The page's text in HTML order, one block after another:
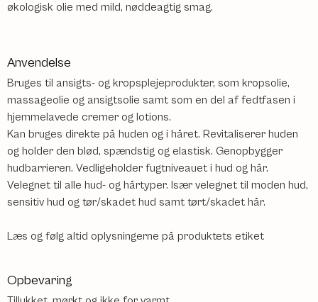
økologisk olie med mild, nøddeagtig smag.
Anvendelse
Bruges til ansigts- og kropsplejeprodukter, som kropsolie,
massageolie og ansigtsolie samt som en del af fedtfasen i
hjemmelavede cremer og lotions.
Kan bruges direkte på huden og i håret. Revitaliserer huden
og holder den blød, spændstig og elastisk. Genopbygger
hudbarrieren. Vedligeholder fugtniveauet i hud og hår.
Velegnet til alle hud- og hårtyper. Især velegnet til moden hud,
sensitiv hud og tør/skadet hud samt tørt/skadet hår.
Læs og følg altid oplysningerne på produktets etiket
Opbevaring